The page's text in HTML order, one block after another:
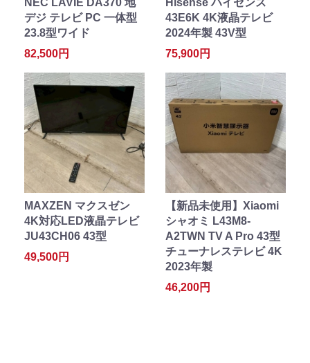
デジ テレビ PC 一体型
23.8型ワイド
82,500円
43E6K 4K液晶テレビ
2024年製 43V型
75,900円
MAXZEN マクスゼン
4K対応LED液晶テレビ
JU43CH06 43型
49,500円
【新品未使用】Xiaomi
シャオミ L43M8-
A2TWN TV A Pro 43型
チューナレステレビ 4K
2023年製
46,200円